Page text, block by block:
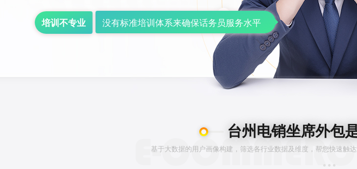
培训不专业 没有标准培训体系来确保话务员服务水平
台州电销坐席外包
基于大数据的用户画像构建，筛选各行业数据及维度，帮您快速触